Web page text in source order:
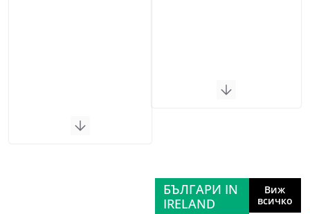
БЪЛГАРИ IN
IRELAND
Виж
всичко